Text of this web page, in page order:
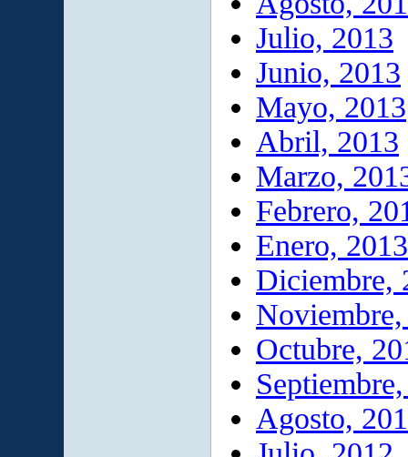
Julio, 2013
Junio, 2013
Mayo, 2013
Abril, 2013
Marzo,
Febrero,
Enero, 2013
Diciembre,
Octubre,
Agosto,